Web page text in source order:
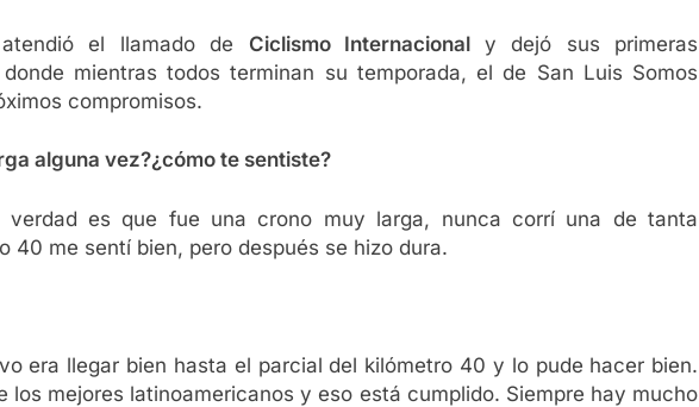
el llamado de Ciclismo Internacional y dejó sus primeras
mientras todos terminan su temporada, el de San Luis Somos
compromisos.
alguna vez?¿cómo te sentiste?
verdad es que fue una crono muy larga, nunca corrí una de tanta
40 me sentí bien, pero después se hizo dura.
era llegar bien hasta el parcial del kilómetro 40 y lo pude hacer bien.
los mejores latinoamericanos y eso está cumplido. Siempre hay mucho